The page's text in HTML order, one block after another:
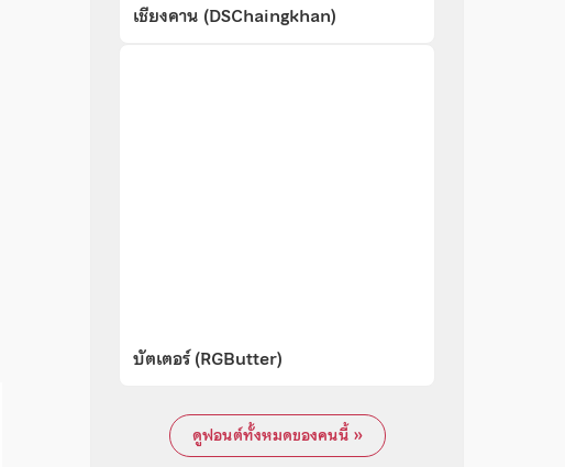
เชียงคาน (DSChaingkhan)
บัตเตอร์ (RGButter)
ดูฟอนต์ทั้งหมดของคนนี้ »